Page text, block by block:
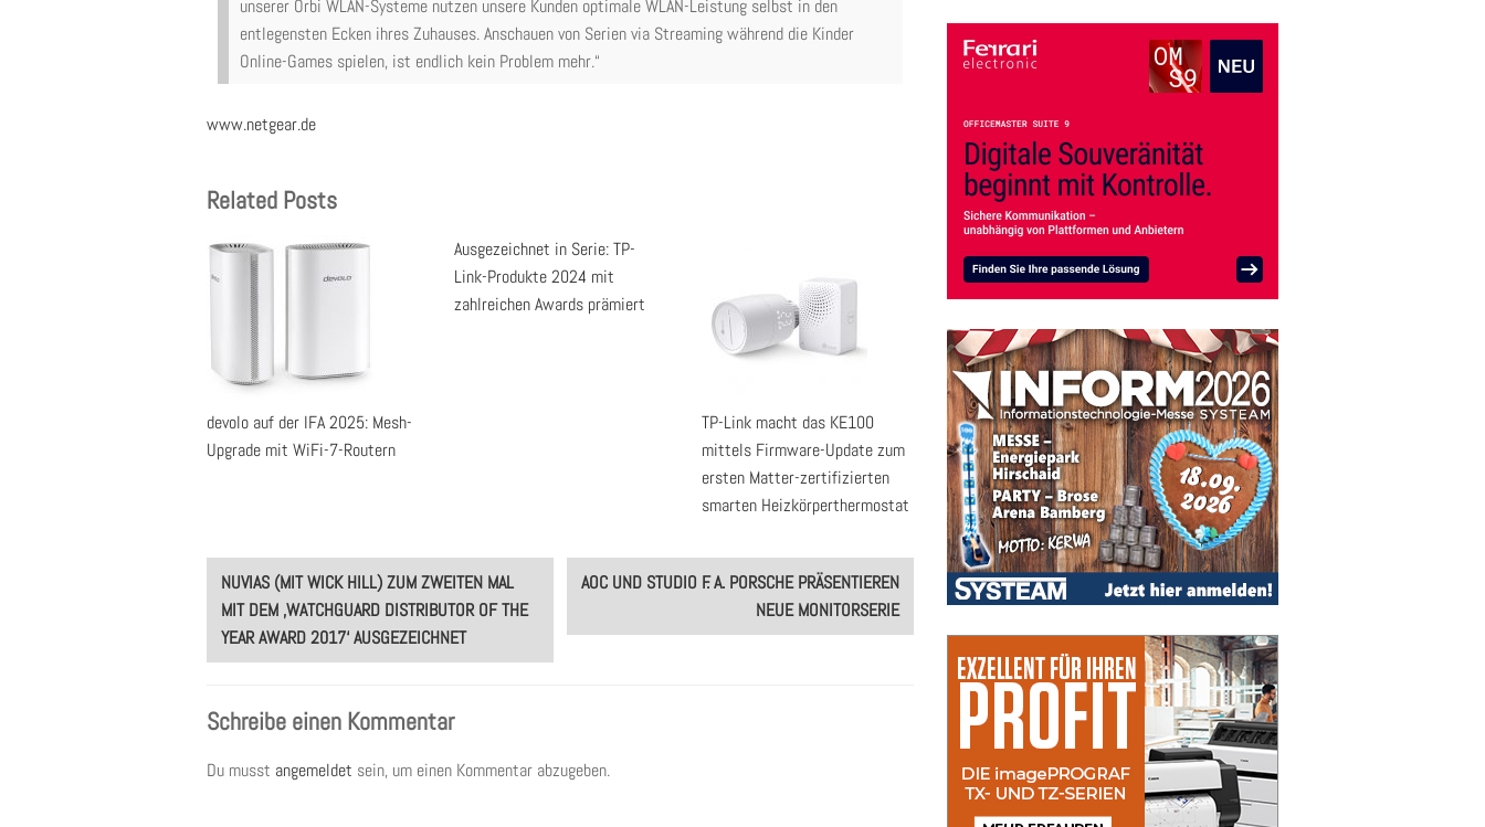
unserer Orbi WLAN-Systeme nutzen unsere Kunden optimale WLAN-Leistung selbst in den
entlegensten Ecken ihres Zuhauses. Anschauen von Serien via Streaming während die Kinder
Online-Games spielen, ist endlich kein Problem mehr.“
www.netgear.de
Related Posts
devolo auf der IFA 2025: Mesh-
Upgrade mit WiFi-7-Routern
Ausgezeichnet in Serie: TP-
Link-Produkte 2024 mit
zahlreichen Awards prämiert
TP-Link macht das KE100
mittels Firmware-Update zum
ersten Matter-zertifizierten
smarten Heizkörperthermostat
Post
navigation
NUVIAS (MIT WICK HILL) ZUM ZWEITEN MAL
MIT DEM ‚WATCHGUARD DISTRIBUTOR OF THE
YEAR AWARD 2017‘ AUSGEZEICHNET
AOC UND STUDIO F. A. PORSCHE PRÄSENTIEREN
NEUE MONITORSERIE
Schreibe einen Kommentar
Du musst angemeldet sein, um einen Kommentar abzugeben.